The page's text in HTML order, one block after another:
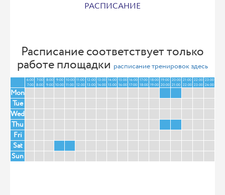
РАСПИСАНИЕ
Расписание соответствует только
работе площадки расписание тренировок здесь
6:00
7:00
7:00
8:00
8:00
9:00
9:00
10:00
10:00
11:00
11:00
12:00
12:00
13:00
13:00
14:00
14:00
15:00
15:00
16:00
16:00
17:00
17:00
18:00
18:00
19:00
19:00
20:00
20:00
21:00
21:00
22:00
22:00
23:00
23:00
24:00
Mon
Tue
Wed
Thu
Fri
Sat
Sun